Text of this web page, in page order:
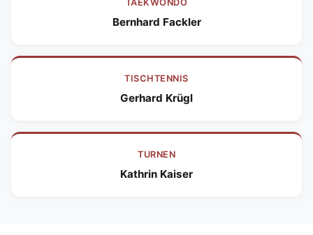
TAEKWONDO
Bernhard Fackler
TISCHTENNIS
Gerhard Krügl
TURNEN
Kathrin Kaiser